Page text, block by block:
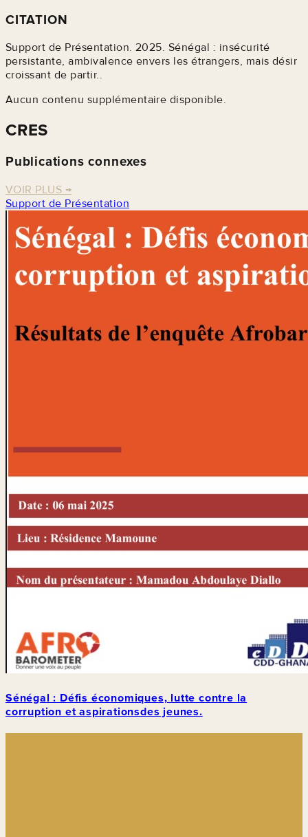
CITATION
Support de Présentation. 2025. Sénégal : insécurité
persistante, ambivalence envers les étrangers, mais désir
croissant de partir..
Aucun contenu supplémentaire disponible.
CRES
Publications connexes
VOIR PLUS →
Support de Présentation
Sénégal : Défis économiques, lutte contre la
corruption et aspirationsdes jeunes.